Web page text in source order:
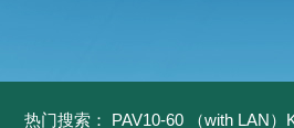
热门搜索： PAV10-60 （with LAN